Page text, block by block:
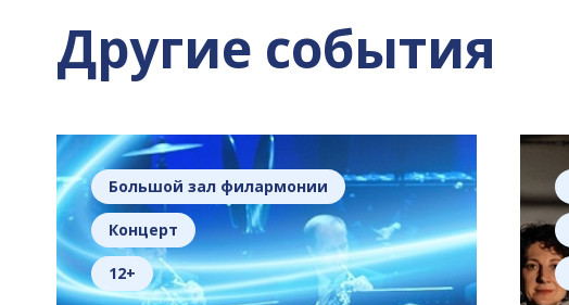
Другие события
Большой зал филармонии
Концерт
12+